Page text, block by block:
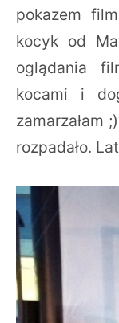
pokazem
kocyk od
oglądania
kocami i
zamarzałam
rozpadało.